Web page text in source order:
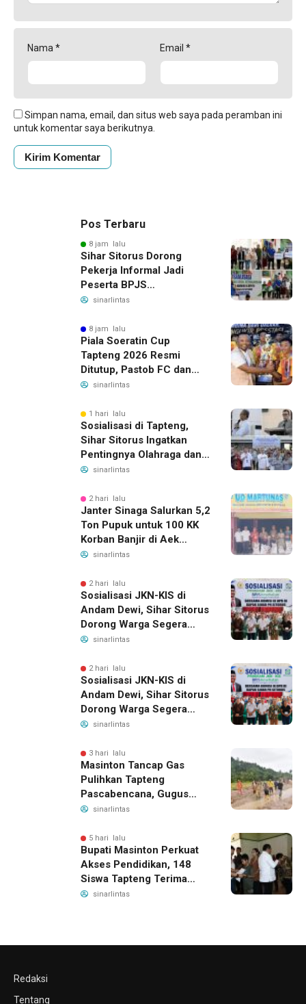
Nama* Email *
Simpan nama, email, dan situs web saya pada peramban ini
untuk komentar saya berikutnya.
Pos Terbaru
8 jam lalu
Sihar Sitorus Dorong
Pekerja Informal Jadi
Peserta BPJS
Ketenagakerjaan, Manfaat
Juta
sinarlintas
8 jam lalu
Piala Soeratin Cup
Tapteng 2026 Resmi
Ditutup, Pastob FC dan
Sahata FC Barus Raih
sinarlintas
1 hari lalu
Sosialisasi di Tapteng,
Sihar Sitorus Ingatkan
Pentingnya Olahraga dan
Deteksi Dini Penyakit
sinarlintas
2 hari lalu
Janter Sinaga Salurkan 5,2
Ton Pupuk untuk 100 KK
Korban Banjir di Aek
Horsik
sinarlintas
2 hari lalu
Sosialisasi JKN-KIS di
Andam Dewi, Sihar Sitorus
Dorong Warga Segera
Daftar BPJS Kesehatan
sinarlintas
2 hari lalu
Sosialisasi JKN-KIS di
Andam Dewi, Sihar Sitorus
Dorong Warga Segera
Daftar BPJS Kesehatan
sinarlintas
3 hari lalu
Masinton Tancap Gas
Pulihkan Tapteng
Pascabencana, Gugus
Tugas SAHATA SAOLOAN
Ancaman Banjir
sinarlintas
5 hari lalu
Bupati Masinton Perkuat
Akses Pendidikan, 148
Siswa Tapteng Terima
Bantuan Program
sinarlintas
Redaksi
Tentang